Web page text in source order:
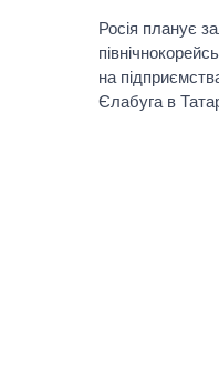
Росія планує
на
Єлабуга в